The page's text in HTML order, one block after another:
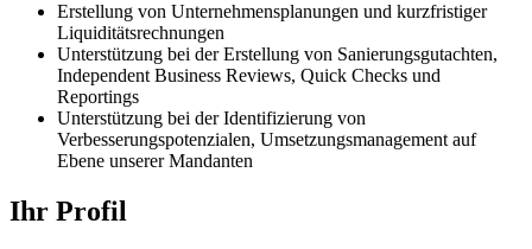
Erstellung von Unternehmensplanungen und kurzfristiger
Liquiditätsrechnungen
Unterstützung bei der Erstellung von Sanierungsgutachten,
Independent Business Reviews, Quick Checks und
Reportings
Unterstützung bei der Identifizierung von
Verbesserungspotenzialen, Umsetzungsmanagement auf
Ebene unserer Mandanten
Ihr Profil